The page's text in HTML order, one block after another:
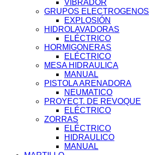
VIBRADOR
GRUPOS ELECTROGENOS
EXPLOSIÓN
HIDROLAVADORAS
ELÉCTRICO
HORMIGONERAS
ELÉCTRICO
MESA HIDRAULICA
MANUAL
PISTOLA ARENADORA
NEUMATICO
PROYECT. DE REVOQUE
ELÉCTRICO
ZORRAS
ELÉCTRICO
HIDRAULICO
MANUAL